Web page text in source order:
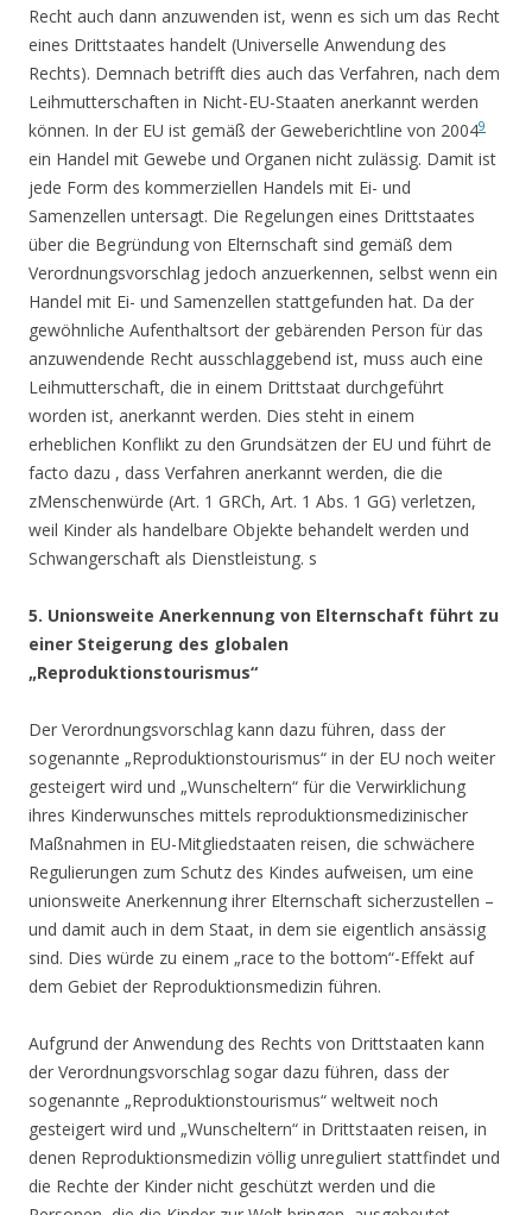
Recht auch dann anzuwenden ist, wenn es sich um das Recht
eines Drittstaates handelt (Universelle Anwendung des
Rechts). Demnach betrifft dies auch das Verfahren, nach dem
Leihmutterschaften in Nicht-EU-Staaten anerkannt werden
können. In der EU ist gemäß der Geweberichtline von 20049
ein Handel mit Gewebe und Organen nicht zulässig. Damit ist
jede Form des kommerziellen Handels mit Ei- und
Samenzellen untersagt. Die Regelungen eines Drittstaates
über die Begründung von Elternschaft sind gemäß dem
Verordnungsvorschlag jedoch anzuerkennen, selbst wenn ein
Handel mit Ei- und Samenzellen stattgefunden hat. Da der
gewöhnliche Aufenthaltsort der gebärenden Person für das
anzuwendende Recht ausschlaggebend ist, muss auch eine
Leihmutterschaft, die in einem Drittstaat durchgeführt
worden ist, anerkannt werden. Dies steht in einem
erheblichen Konflikt zu den Grundsätzen der EU und führt de
facto dazu , dass Verfahren anerkannt werden, die die
zMenschenwürde (Art. 1 GRCh, Art. 1 Abs. 1 GG) verletzen,
weil Kinder als handelbare Objekte behandelt werden und
Schwangerschaft als Dienstleistung. s
5. Unionsweite Anerkennung von Elternschaft führt zu
einer Steigerung des globalen
„Reproduktionstourismus“
Der Verordnungsvorschlag kann dazu führen, dass der
sogenannte „Reproduktionstourismus“ in der EU noch weiter
gesteigert wird und „Wunscheltern“ für die Verwirklichung
ihres Kinderwunsches mittels reproduktionsmedizinischer
Maßnahmen in EU-Mitgliedstaaten reisen, die schwächere
Regulierungen zum Schutz des Kindes aufweisen, um eine
unionsweite Anerkennung ihrer Elternschaft sicherzustellen –
und damit auch in dem Staat, in dem sie eigentlich ansässig
sind. Dies würde zu einem „race to the bottom“-Effekt auf
dem Gebiet der Reproduktionsmedizin führen.
Aufgrund der Anwendung des Rechts von Drittstaaten kann
der Verordnungsvorschlag sogar dazu führen, dass der
sogenannte „Reproduktionstourismus“ weltweit noch
gesteigert wird und „Wunscheltern“ in Drittstaaten reisen, in
denen Reproduktionsmedizin völlig unreguliert stattfindet und
die Rechte der Kinder nicht geschützt werden und die